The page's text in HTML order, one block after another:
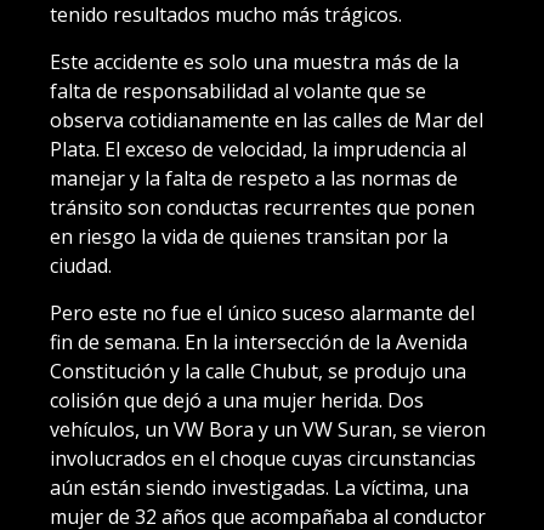
tenido resultados mucho más trágicos.
Este accidente es solo una muestra más de la
falta de responsabilidad al volante que se
observa cotidianamente en las calles de Mar del
Plata. El exceso de velocidad, la imprudencia al
manejar y la falta de respeto a las normas de
tránsito son conductas recurrentes que ponen
en riesgo la vida de quienes transitan por la
ciudad.
Pero este no fue el único suceso alarmante del
fin de semana. En la intersección de la Avenida
Constitución y la calle Chubut, se produjo una
colisión que dejó a una mujer herida. Dos
vehículos, un VW Bora y un VW Suran, se vieron
involucrados en el choque cuyas circunstancias
aún están siendo investigadas. La víctima, una
mujer de 32 años que acompañaba al conductor